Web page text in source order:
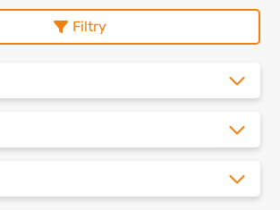
Filtry